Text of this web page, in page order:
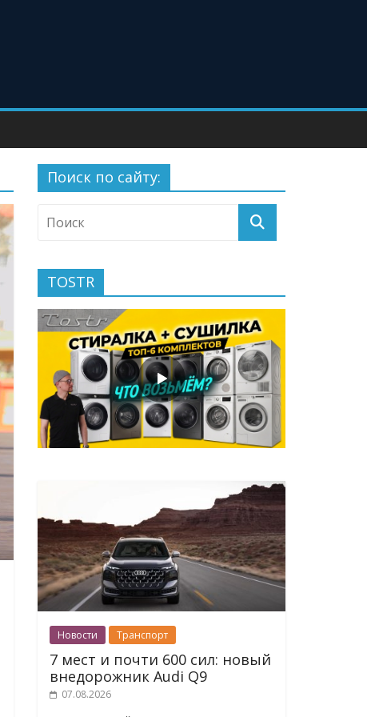
Поиск по сайту:
TOSTR
Новости Транспорт
7 мест и почти 600 сил: новый
внедорожник Audi Q9
07.08.2026